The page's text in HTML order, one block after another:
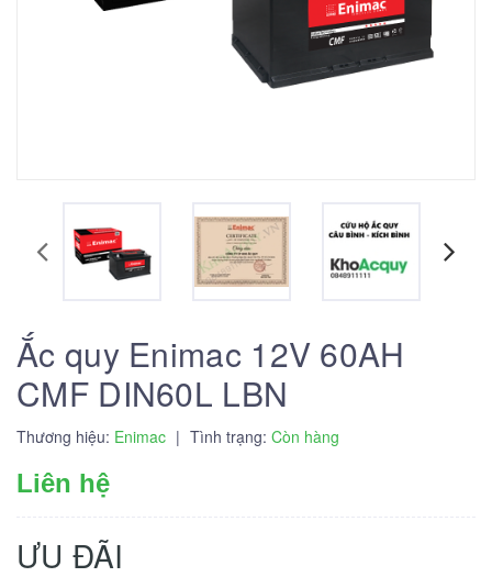
Ắc quy Enimac 12V 60AH
CMF DIN60L LBN
Thương hiệu: Enimac | Tình trạng: Còn hàng
Liên hệ
ƯU ĐÃI